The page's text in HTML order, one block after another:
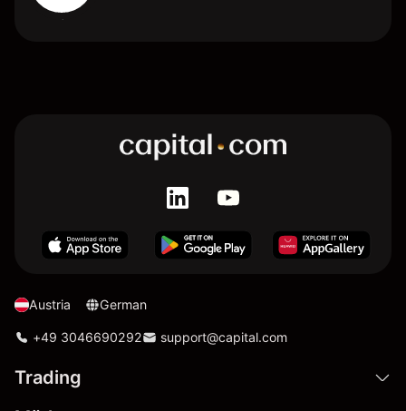
Austria German
+49 3046690292 support@capital.com
Trading